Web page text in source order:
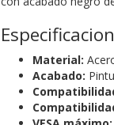
Material:
Acabado: